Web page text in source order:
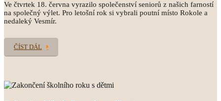
Ve čtvrtek 18. června vyrazilo společenství seniorů z našich farností
na společný výlet. Pro letošní rok si vybrali poutní místo Rokole a
nedaleký Vesmír.
ČÍST DÁL